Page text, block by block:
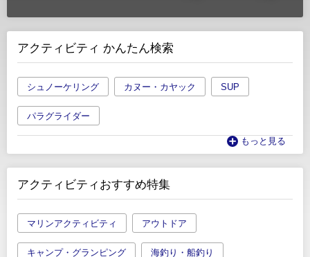
アクティビティ かんたん検索
シュノーケリング カヌー・カヤック SUP
パラグライダー
もっと見る
アクティビティおすすめ特集
マリンアクティビティ アウトドア
キャンプ・グランピング 海釣り・船釣り